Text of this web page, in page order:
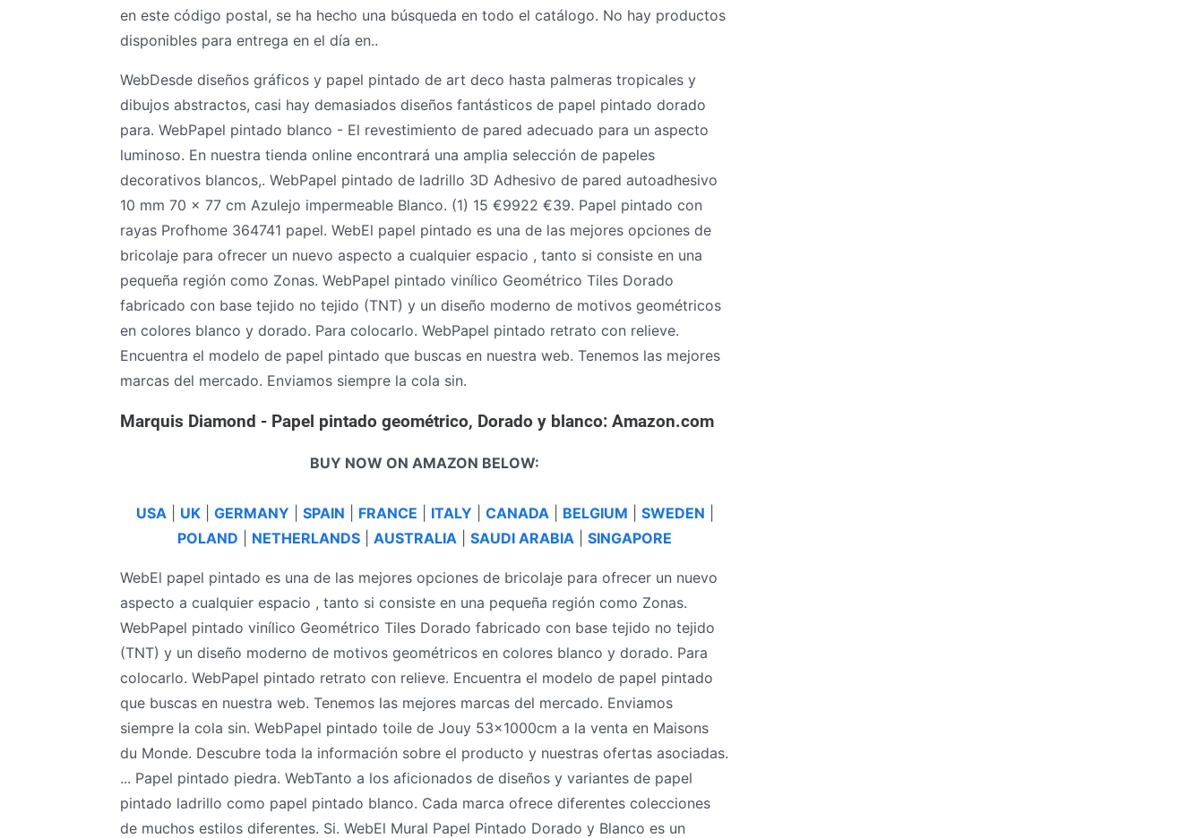
en este código postal, se ha hecho una búsqueda en todo el catálogo. No hay productos
disponibles para entrega en el día en..
WebDesde diseños gráficos y papel pintado de art deco hasta palmeras tropicales y
dibujos abstractos, casi hay demasiados diseños fantásticos de papel pintado dorado
para. WebPapel pintado blanco - El revestimiento de pared adecuado para un aspecto
luminoso. En nuestra tienda online encontrará una amplia selección de papeles
decorativos blancos,. WebPapel pintado de ladrillo 3D Adhesivo de pared autoadhesivo
10 mm 70 x 77 cm Azulejo impermeable Blanco. (1) 15 €9922 €39. Papel pintado con
rayas Profhome 364741 papel. WebEl papel pintado es una de las mejores opciones de
bricolaje para ofrecer un nuevo aspecto a cualquier espacio , tanto si consiste en una
pequeña región como Zonas. WebPapel pintado vinílico Geométrico Tiles Dorado
fabricado con base tejido no tejido (TNT) y un diseño moderno de motivos geométricos
en colores blanco y dorado. Para colocarlo. WebPapel pintado retrato con relieve.
Encuentra el modelo de papel pintado que buscas en nuestra web. Tenemos las mejores
marcas del mercado. Enviamos siempre la cola sin.
Marquis Diamond - Papel pintado geométrico, Dorado y blanco: Amazon.com
BUY NOW ON AMAZON BELOW:
USA UK| GERMANY SPAIN FRANCE ITALY CANADA BELGIUM SWEDEN
POLAND
NETHERLANDS AUSTRALIA SAUDI ARABIA SINGAPORE
WebEl papel pintado es una de las mejores opciones de bricolaje para ofrecer un nuevo
aspecto a cualquier espacio , tanto si consiste en una pequeña región como Zonas.
WebPapel pintado vinílico Geométrico Tiles Dorado fabricado con base tejido no tejido
(TNT) y un diseño moderno de motivos geométricos en colores blanco y dorado. Para
colocarlo. WebPapel pintado retrato con relieve. Encuentra el modelo de papel pintado
que buscas en nuestra web. Tenemos las mejores marcas del mercado. Enviamos
siempre la cola sin. WebPapel pintado toile de Jouy 53x1000cm a la venta en Maisons
du Monde. Descubre toda la información sobre el producto y nuestras ofertas asociadas.
... Papel pintado piedra. WebTanto a los aficionados de diseños y variantes de papel
pintado ladrillo como papel pintado blanco. Cada marca ofrece diferentes colecciones
de muchos estilos diferentes. Si. WebEl Mural Papel Pintado Dorado y Blanco es un